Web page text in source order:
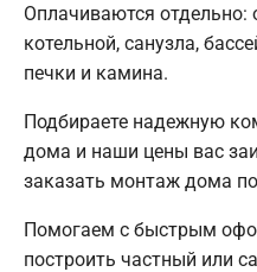
Оплачиваются отдельно:
котельной, санузла,
печки и камина.
Подбираете надежную
дома и наши цены вас
заказать монтаж дома
Помогаем с быстрым
построить частный или